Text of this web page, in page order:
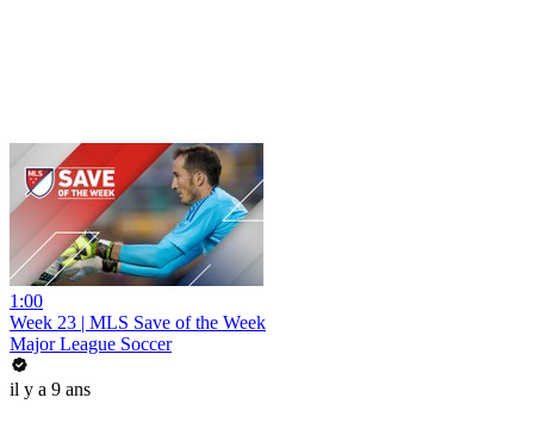
1:00
Week 23 | MLS Save of the Week
Major League Soccer
il y a 9 ans